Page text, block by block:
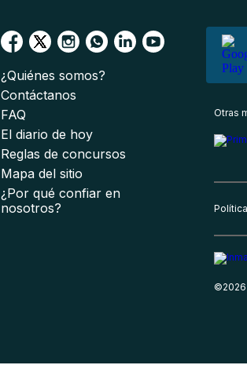
¿Quiénes somos?
Contáctanos
FAQ
El diario de hoy
Reglas de concursos
Mapa del sitio
¿Por qué confiar en
nosotros?
Otras
©2026